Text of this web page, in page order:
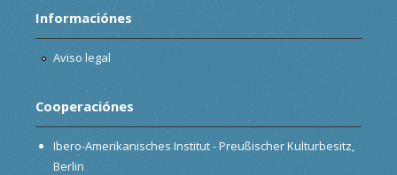
Informaciónes
Aviso legal
Cooperaciónes
Ibero-Amerikanisches Institut - Preußischer Kulturbesitz,
Berlin